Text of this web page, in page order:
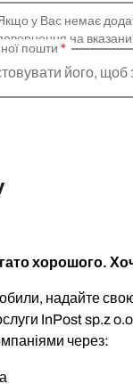
у Вас немає
на
його,
пошти *
хорошого.
надайте
InPost sp.z
через: